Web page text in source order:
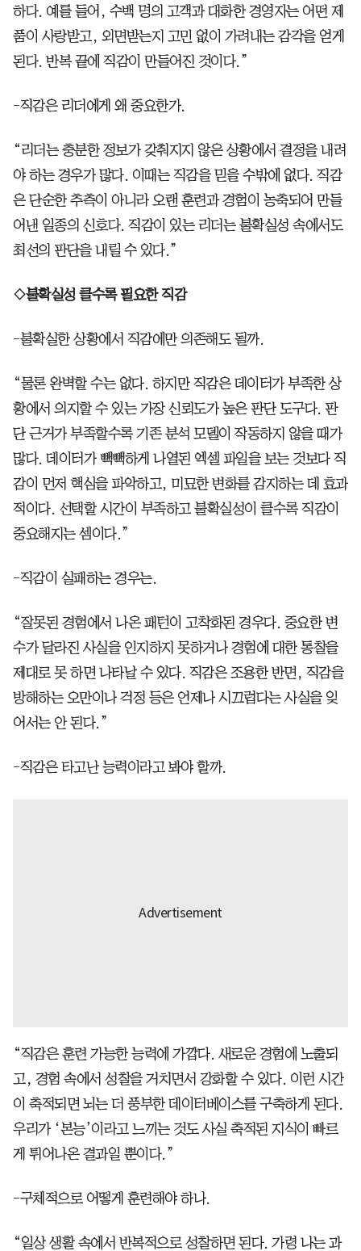
하다. 예를 들어, 수백 명의 고객과 대화한 경영자는 어떤 제
품이 사랑받고, 외면받는지 고민 없이 가려내는 감각을 얻게
된다. 반복 끝에 직감이 만들어진 것이다.”
-직감은 리더에게 왜 중요한가.
“리더는 충분한 정보가 갖춰지지 않은 상황에서 결정을 내려
야 하는 경우가 많다. 이때는 직감을 믿을 수밖에 없다. 직감
은 단순한 추측이 아니라 오랜 훈련과 경험이 농축되어 만들
어낸 일종의 신호다. 직감이 있는 리더는 불확실성 속에서도
최선의 판단을 내릴 수 있다.”
◇불확실성 클수록 필요한 직감
-불확실한 상황에서 직감에만 의존해도 될까.
“물론 완벽할 수는 없다. 하지만 직감은 데이터가 부족한 상
황에서 의지할 수 있는 가장 신뢰도가 높은 판단 도구다. 판
단 근거가 부족할수록 기존 분석 모델이 작동하지 않을 때가
많다. 데이터가 빽빽하게 나열된 엑셀 파일을 보는 것보다 직
감이 먼저 핵심을 파악하고, 미묘한 변화를 감지하는 데 효과
적이다. 선택할 시간이 부족하고 불확실성이 클수록 직감이
중요해지는 셈이다.”
-직감이 실패하는 경우는.
“잘못된 경험에서 나온 패턴이 고착화된 경우다. 중요한 변
수가 달라진 사실을 인지하지 못하거나 경험에 대한 통찰을
제대로 못 하면 나타날 수 있다. 직감은 조용한 반면, 직감을
방해하는 오만이나 걱정 등은 언제나 시끄럽다는 사실을 잊
어서는 안 된다.”
-직감은 타고난 능력이라고 봐야 할까.
“직감은 훈련 가능한 능력에 가깝다. 새로운 경험에 노출되
고, 경험 속에서 성찰을 거치면서 강화할 수 있다. 이런 시간
이 축적되면 뇌는 더 풍부한 데이터베이스를 구축하게 된다.
우리가 ‘본능’이라고 느끼는 것도 사실 축적된 지식이 빠르
게 튀어나온 결과일 뿐이다.”
-구체적으로 어떻게 훈련해야 하나.
“일상 생활 속에서 반복적으로 성찰하면 된다. 가령 나는 과